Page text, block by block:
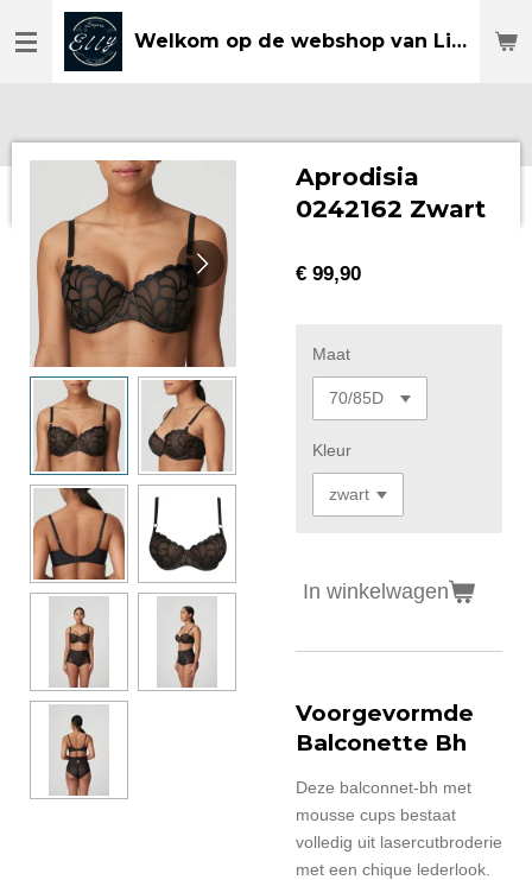
direct
Welkom op de webshop van Lingerie Elly
Aprodisia
0242162 Zwart
€ 99,90
Maat
Kleur
In winkelwagen
Voorgevormde
Balconette Bh
Deze balconnet-bh met
mousse cups bestaat
volledig uit lasercutbroderie
met een chique lederlook.